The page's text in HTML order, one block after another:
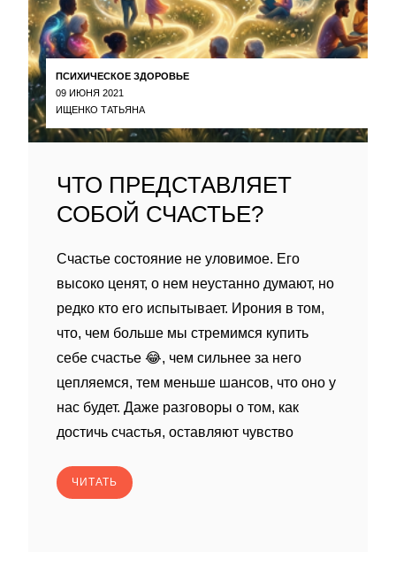
ПСИХИЧЕСКОЕ ЗДОРОВЬЕ
09 ИЮНЯ 2021
ИЩЕНКО ТАТЬЯНА
ЧТО ПРЕДСТАВЛЯЕТ
СОБОЙ СЧАСТЬЕ?
Счастье состояние не уловимое. Его
высоко ценят, о нем неустанно думают, но
редко кто его испытывает. Ирония в том,
что, чем больше мы стремимся купить
себе счастье 😂, чем сильнее за него
цепляемся, тем меньше шансов, что оно у
нас будет. Даже разговоры о том, как
достичь счастья, оставляют чувство
ЧИТАТЬ